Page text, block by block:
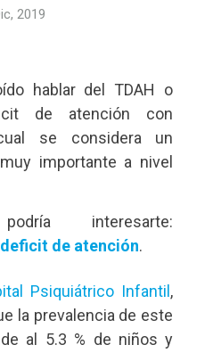
2019
hablar del TDAH o
de atención con
se considera un
importante a nivel
interesarte:
de atención.
Psiquiátrico Infantil ,
la prevalencia de este
al 5.3 % de niños y